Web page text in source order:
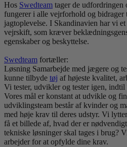
Hos Swedteam tager de udfordringen
fungerer i alle vejrforhold og bidrager
jagtoplevelse. I Skandinavien har vi
vejrskift, som kræver
egenskaber og beskyttelse.
Swedteam fortæller:
Løsning Samarbejde med jægere og
kunne tilbyde tøj af højeste kvalitet,
Vi tester, udvikler og tester igen,
Vores mål er konstant at udvikle og
udviklingsteam består af kvinder og
med høje krav til deres udstyr. Vi
få et billede af, hvad der er
tekniske løsninger skal tages i brug?
arbejder for at opfylde dine krav.